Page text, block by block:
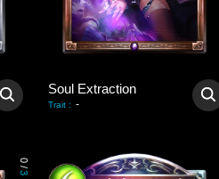
Soul Extraction
Trait : -
0
/
3